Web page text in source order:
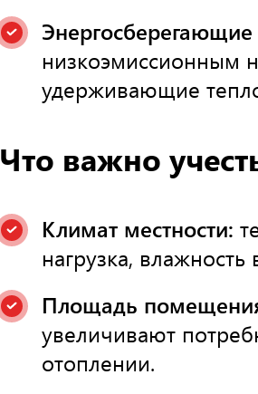
Энергосберегающие
низкоэмиссионным
удерживающие
Что важно
Климат местности:
нагрузка,
Площадь
увеличивают
отоплении.